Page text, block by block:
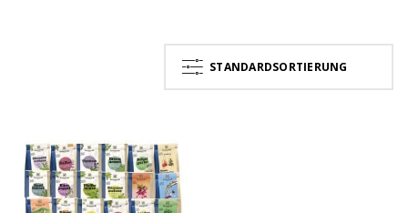
STANDARDSORTIERUNG